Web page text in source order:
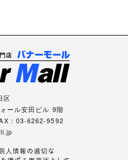
区
ール安田ビル 9階
：03-6262-9592